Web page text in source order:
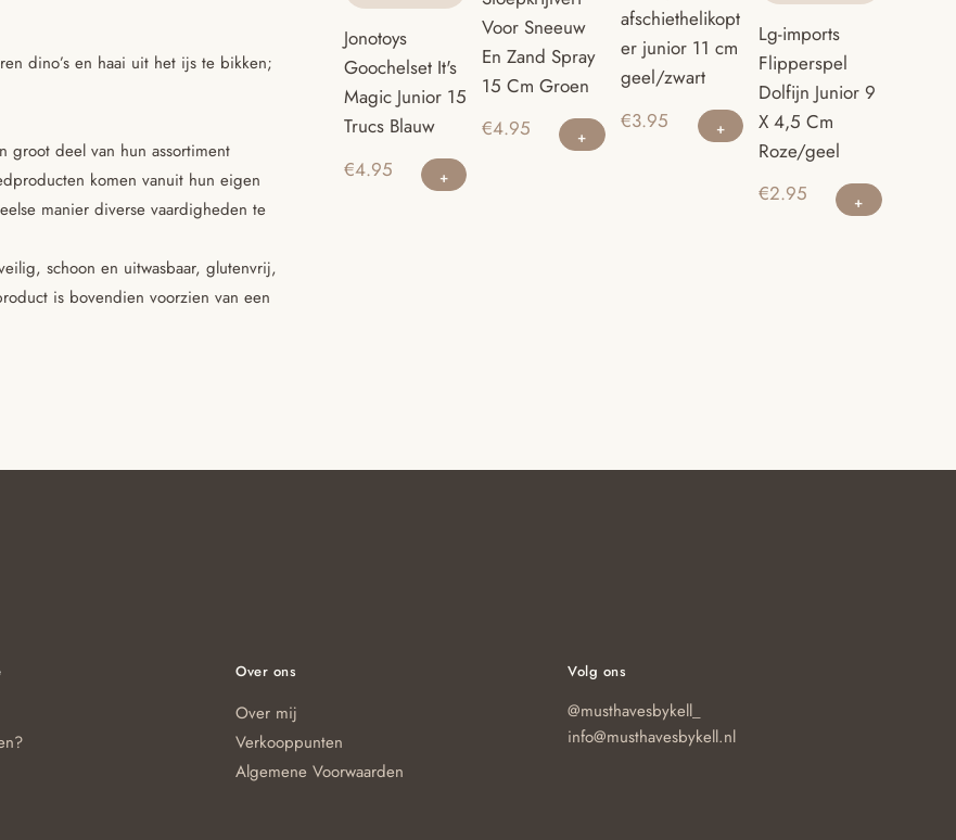
dino’s en haai uit het ijs te bikken;
groot deel van hun assortiment
komen vanuit hun eigen
manier diverse vaardigheden te
schoon en uitwasbaar, glutenvrij,
is bovendien voorzien van een
Jonotoys
Goochelset It's
Magic Junior 15
Trucs Blauw
€4.95
Voor Sneeuw
En Zand Spray
15 Cm Groen
€4.95
afschiethelikopt
er junior 11 cm
geel/zwart
€3.95
Lg-imports
Flipperspel
Dolfijn Junior 9
X 4,5 Cm
Roze/geel
€2.95
Over ons
Over mij
Verkooppunten
Algemene Voorwaarden
Volg ons
@musthavesbykell_
info@musthavesbykell.nl